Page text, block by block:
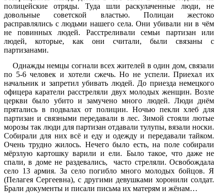
полицейские отряды. Туда шли раскулаченные люди, не
довольные советской властью. Полицаи жестоко
расправлялись с людьми нашего села. Они убивали ни в чём
не повинных людей. Расстреливали семьи партизан или
людей, которые, как они считали, были связаны с
партизанами.
Однажды немцы согнали всех жителей в один дом, связали
по 5-6 человек и хотели сжечь. Но не успели. Приехал их
начальник и запретил убивать людей. До приезда немецкого
офицера каратели расстреляли двух молодых женщин. Возле
церкви было убито и замучено много людей. Люди днём
прятались в подвалах от полиции. Ночью пекли хлеб для
партизан и связными передавали в лес. Зимой стояли лютые
морозы так люди для партизан отдавали тулупы, вязали носки.
Собирали для них всё и еду и одежду и передавали тайком.
Очень трудно жилось. Нечего было есть, на поле собирали
мёрзлую картошку варили и ели. Было такое, что даже не
спали, в доме не раздевались, часто стреляли. Освобождала
село 13 армия. За село погибло много молодых бойцов. Я
(Пелагея Сергеевна), с другими девушками хоронили солдат.
Брали документы и писали письма их матерям и жёнам…